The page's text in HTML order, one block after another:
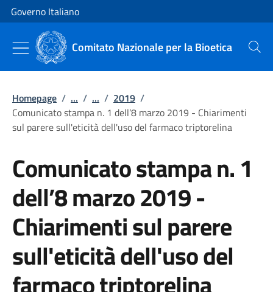
Vai al contenuto
Vai alla navigazione del sito
Governo Italiano
Comitato Nazionale per la Bioetica Cerca
Homepage / ... / ... / 2019 /
Comunicato stampa n. 1 dell’8 marzo 2019 - Chiarimenti
sul parere sull'eticità dell'uso del farmaco triptorelina
Comunicato stampa n. 1
dell’8 marzo 2019 -
Chiarimenti sul parere
sull'eticità dell'uso del